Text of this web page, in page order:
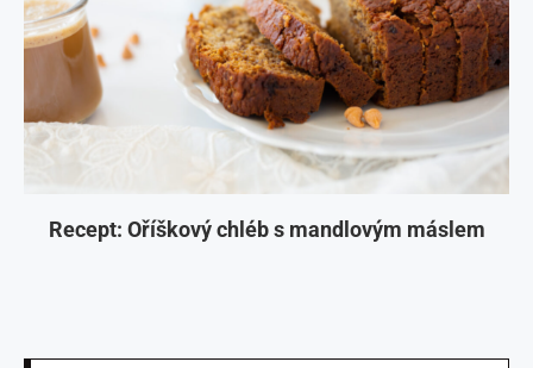
Recept: Oříškový chléb s mandlovým máslem